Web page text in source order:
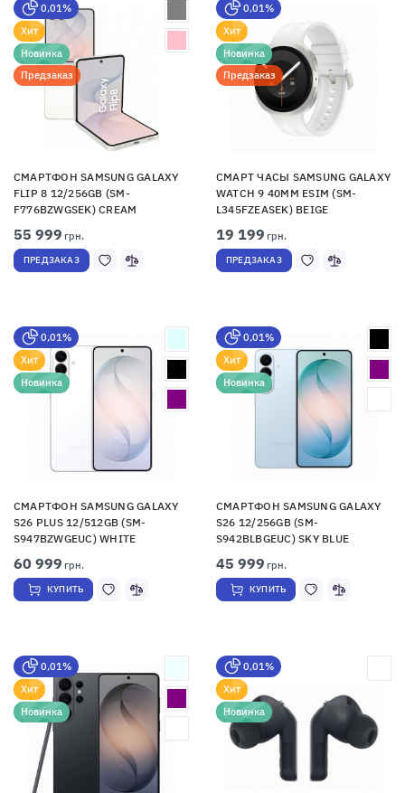
0,01%
Хит
Новинка
Предзаказ
СМАРТФОН SAMSUNG GALAXY
FLIP 8 12/256GB (SM-
F776BZWGSEK) CREAM
55 999 грн.
ПРЕДЗАКАЗ
0,01%
Хит
Новинка
Предзаказ
СМАРТ ЧАСЫ SAMSUNG GALAXY
WATCH 9 40MM ESIM (SM-
L345FZEASEK) BEIGE
19 199 грн.
ПРЕДЗАКАЗ
0,01%
Хит
Новинка
СМАРТФОН SAMSUNG GALAXY
S26 PLUS 12/512GB (SM-
S947BZWGEUC) WHITE
60 999 грн.
КУПИТЬ
0,01%
Хит
Новинка
СМАРТФОН SAMSUNG GALAXY
S26 12/256GB (SM-
S942BLBGEUC) SKY BLUE
45 999 грн.
КУПИТЬ
0,01%
Хит
Новинка
0,01%
Хит
Новинка